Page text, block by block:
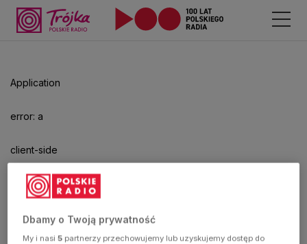
Application
error: a
client-side
exception
hasDbamy o Twoją prywatność
My i nasi5 partnerzy przechowujemy lub uzyskujemy dostęp do